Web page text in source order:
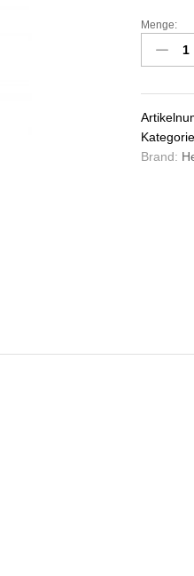
Salzmühle
aus
Holz,
Anzahl
Menge:
Brand: